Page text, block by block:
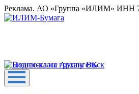
Реклама. АО «Группа «ИЛИМ» ИНН